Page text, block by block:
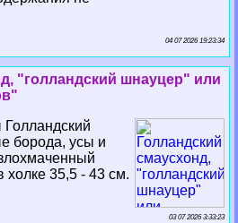
04 07 2026 19:23:34
"голландский шнауцер" или
борода, усы и
35,5 - 43 см.
03 07 2026 3:33:23